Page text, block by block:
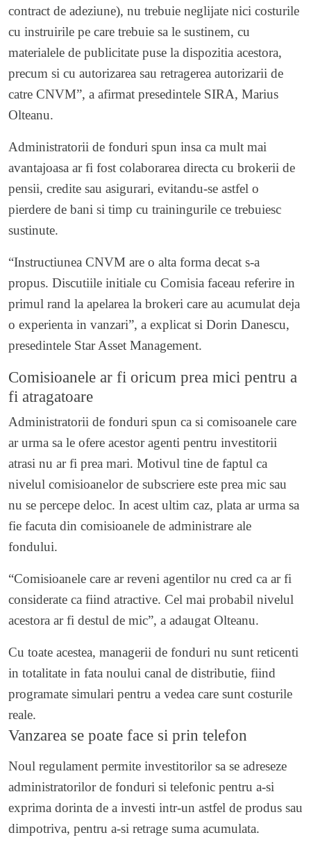
contract de adeziune), nu trebuie neglijate nici costurile
cu instruirile pe care trebuie sa le sustinem, cu
materialele de publicitate puse la dispozitia acestora,
precum si cu autorizarea sau retragerea autorizarii de
catre CNVM”, a afirmat presedintele SIRA, Marius
Olteanu.
Administratorii de fonduri spun insa ca mult mai
avantajoasa ar fi fost colaborarea directa cu brokerii de
pensii, credite sau asigurari, evitandu-se astfel o
pierdere de bani si timp cu trainingurile ce trebuiesc
sustinute.
“Instructiunea CNVM are o alta forma decat s-a
propus. Discutiile initiale cu Comisia faceau referire in
primul rand la apelarea la brokeri care au acumulat deja
o experienta in vanzari”, a explicat si Dorin Danescu,
presedintele Star Asset Management.
Comisioanele ar fi oricum prea mici pentru a
fi atragatoare
Administratorii de fonduri spun ca si comisoanele care
ar urma sa le ofere acestor agenti pentru investitorii
atrasi nu ar fi prea mari. Motivul tine de faptul ca
nivelul comisioanelor de subscriere este prea mic sau
nu se percepe deloc. In acest ultim caz, plata ar urma sa
fie facuta din comisioanele de administrare ale
fondului.
“Comisioanele care ar reveni agentilor nu cred ca ar fi
considerate ca fiind atractive. Cel mai probabil nivelul
acestora ar fi destul de mic”, a adaugat Olteanu.
Cu toate acestea, managerii de fonduri nu sunt reticenti
in totalitate in fata noului canal de distributie, fiind
programate simulari pentru a vedea care sunt costurile
reale.
Vanzarea se poate face si prin telefon
Noul regulament permite investitorilor sa se adreseze
administratorilor de fonduri si telefonic pentru a-si
exprima dorinta de a investi intr-un astfel de produs sau
dimpotriva, pentru a-si retrage suma acumulata.